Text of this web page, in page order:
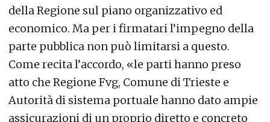
della Regione sul piano organizzativo ed
economico. Ma per i firmatari l’impegno della
parte pubblica non può limitarsi a questo.
Come recita l’accordo, «le parti hanno preso
atto che Regione Fvg, Comune di Trieste e
Autorità di sistema portuale hanno dato ampie
assicurazioni di un proprio diretto e concreto